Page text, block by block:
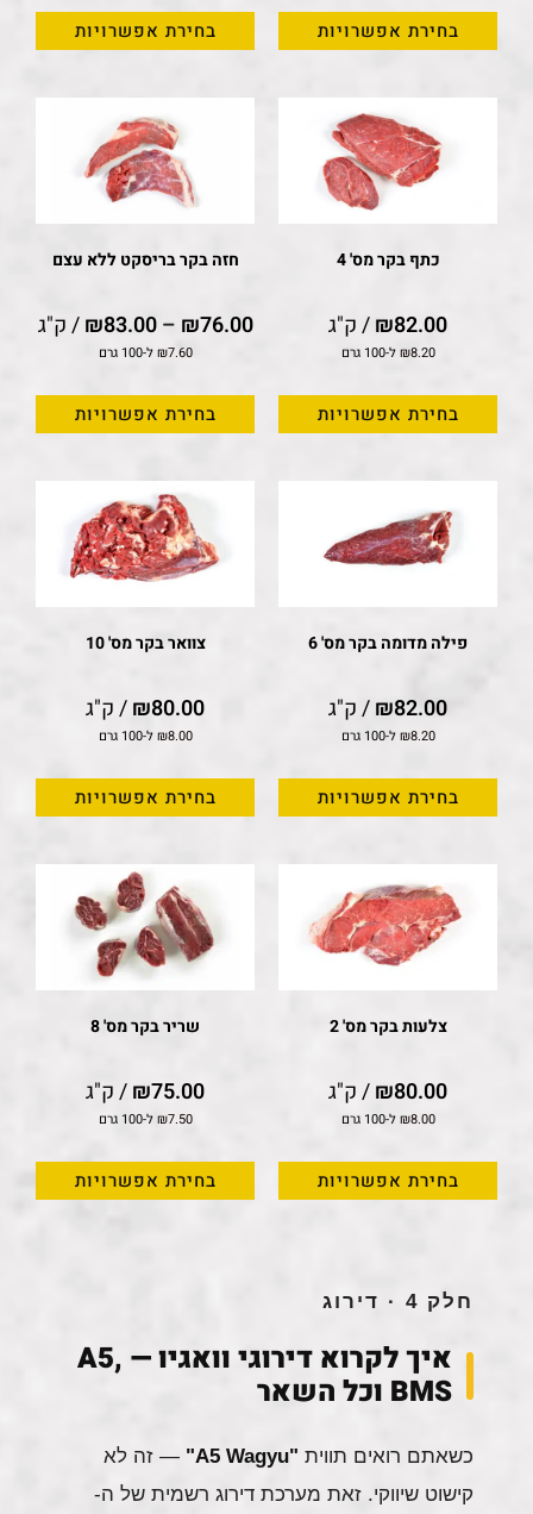
בחירת אפשרויות בחירת אפשרויות
כתף בקר מס' 4
₪82.00 / ק"ג
₪8.20 ל-100 גרם
בחירת אפשרויות
חזה בקר בריסקט ללא עצם
₪76.00
–
₪83.00 / ק"ג
₪7.60 ל-100 גרם
בחירת אפשרויות
פילה מדומה בקר מס' 6
₪82.00 / ק"ג
₪8.20 ל-100 גרם
בחירת אפשרויות
צוואר בקר מס' 10
₪80.00 / ק"ג
₪8.00 ל-100 גרם
בחירת אפשרויות
צלעות בקר מס' 2
₪80.00 / ק"ג
₪8.00 ל-100 גרם
בחירת אפשרויות
שריר בקר מס' 8
₪75.00 / ק"ג
₪7.50 ל-100 גרם
בחירת אפשרויות
חלק 4 · דירוג
איך לקרוא דירוגי וואגיו — A5,
BMS וכל השאר
כשאתם רואים תווית "A5 Wagyu"
— זה לא
קישוט שיווקי. זאת מערכת דירוג רשמית של ה-